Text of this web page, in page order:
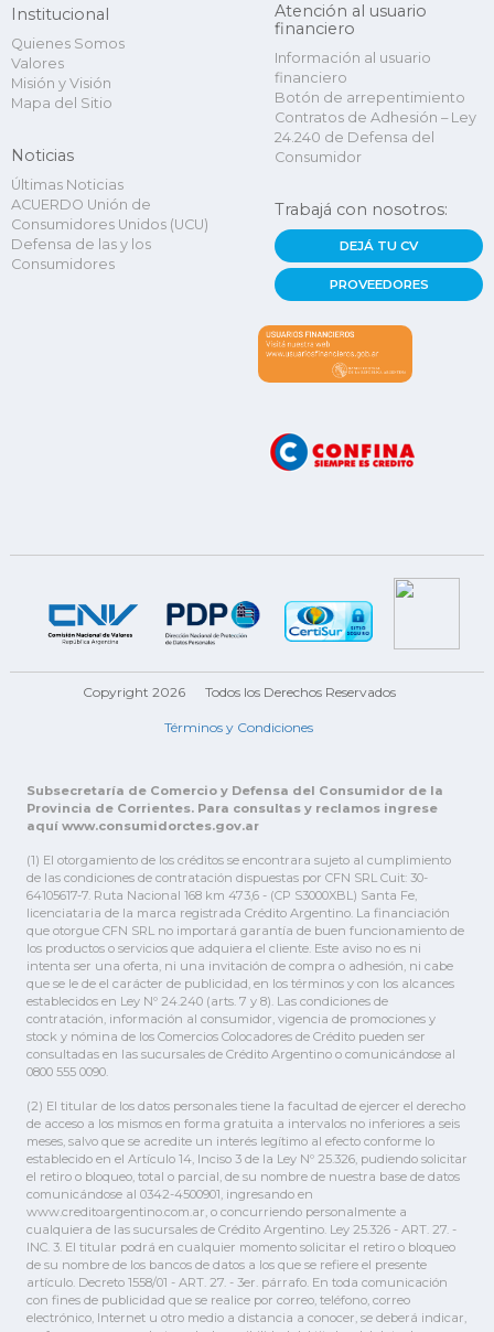
Institucional
Quienes Somos
Valores
Misión y Visión
Mapa del Sitio
Noticias
Últimas Noticias
ACUERDO Unión de
Consumidores Unidos (UCU)
Defensa de las y los
Consumidores
Atención al usuario
financiero
Información al usuario
financiero
Botón de arrepentimiento
Contratos de Adhesión – Ley
24.240 de Defensa del
Consumidor
Trabajá con nosotros:
DEJÁ TU CV
PROVEEDORES
Copyright 2026 Todos los Derechos Reservados
Términos y Condiciones
Subsecretaría de Comercio y Defensa del Consumidor de la
Provincia de Corrientes. Para consultas y reclamos ingrese
aquí www.consumidorctes.gov.ar
(1) El otorgamiento de los créditos se encontrara sujeto al cumplimiento
de las condiciones de contratación dispuestas por CFN SRL Cuit: 30-
64105617-7. Ruta Nacional 168 km 473,6 - (CP S3000XBL) Santa Fe,
licenciataria de la marca registrada Crédito Argentino. La financiación
que otorgue CFN SRL no importará garantía de buen funcionamiento de
los productos o servicios que adquiera el cliente. Este aviso no es ni
intenta ser una oferta, ni una invitación de compra o adhesión, ni cabe
que se le de el carácter de publicidad, en los términos y con los alcances
establecidos en Ley Nº 24.240 (arts. 7 y 8). Las condiciones de
contratación, información al consumidor, vigencia de promociones y
stock y nómina de los Comercios Colocadores de Crédito pueden ser
consultadas en las sucursales de Crédito Argentino o comunicándose al
0800 555 0090.
(2) El titular de los datos personales tiene la facultad de ejercer el derecho
de acceso a los mismos en forma gratuita a intervalos no inferiores a seis
meses, salvo que se acredite un interés legítimo al efecto conforme lo
establecido en el Artículo 14, Inciso 3 de la Ley Nº 25.326, pudiendo solicitar
el retiro o bloqueo, total o parcial, de su nombre de nuestra base de datos
comunicándose al 0342-4500901, ingresando en
www.creditoargentino.com.ar, o concurriendo personalmente a
cualquiera de las sucursales de Crédito Argentino. Ley 25.326 - ART. 27. -
INC. 3. El titular podrá en cualquier momento solicitar el retiro o bloqueo
de su nombre de los bancos de datos a los que se refiere el presente
artículo. Decreto 1558/01 - ART. 27. - 3er. párrafo. En toda comunicación
con fines de publicidad que se realice por correo, teléfono, correo
electrónico, Internet u otro medio a distancia a conocer, se deberá indicar,